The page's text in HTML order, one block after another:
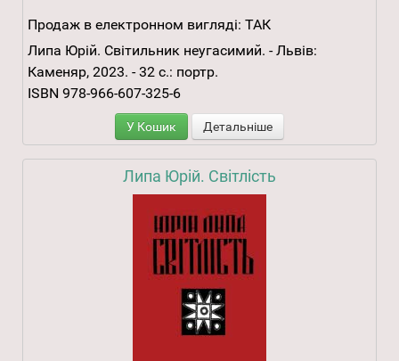
Продаж в електронном вигляді: ТАК
Липа Юрій. Світильник неугасимий. - Львів:
Каменяр, 2023. - 32 с.: портр.
ISBN 978-966-607-325-6
У Кошик Детальніше
Липа Юрій. Світлість